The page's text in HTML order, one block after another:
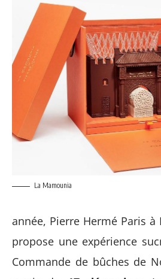
La Mamounia
année, Pierre Hermé Paris à
propose une expérience
Commande de bûches de